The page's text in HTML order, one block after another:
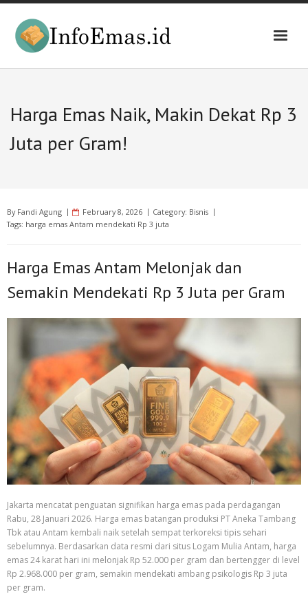
Skip
content
Harga Emas Naik, Makin Dekat Rp 3
Juta per Gram!
By Fandi Agung February 8, 2026 Category: Bisnis
Tags: harga emas Antam mendekati Rp 3 juta
Harga Emas Antam Melonjak dan
Semakin Mendekati Rp 3 Juta per Gram
Jakarta mencatat penguatan signifikan harga emas pada perdagangan
Rabu, 28 Januari 2026. Harga emas batangan produksi PT Aneka Tambang
Tbk atau Antam kembali naik setelah sempat terkoreksi tipis sehari
sebelumnya. Berdasarkan data resmi dari situs Logam Mulia Antam, harga
emas 24 karat hari ini melonjak Rp 52.000 per gram dan bertengger di level
Rp 2.968.000 per gram, semakin mendekati ambang psikologis Rp 3 juta
per gram.